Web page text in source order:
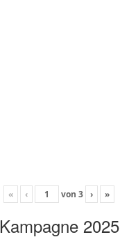
« ‹ von 3 › »
Kampagne 2025